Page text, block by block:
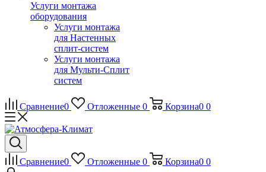
Услуги монтажа
оборудования
Услуги монтажа
для Настенных
сплит-систем
Услуги монтажа
для Мульти-Сплит
систем
Сравнение0 Отложенные 0 Корзина0 0
Сравнение0 Отложенные 0 Корзина0 0